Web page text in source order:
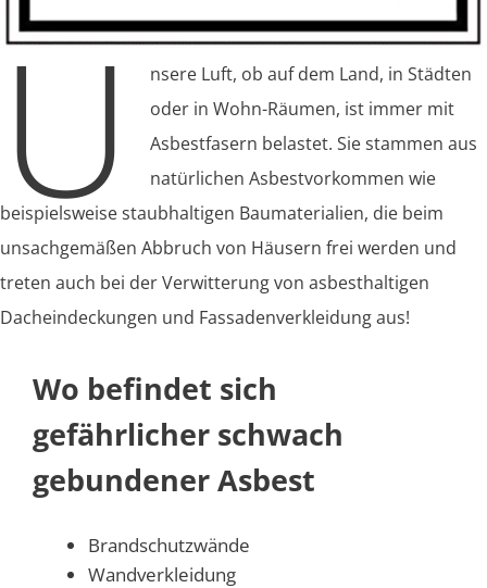
U
nsere Luft, ob auf dem Land, in Städten
oder in Wohn-Räumen, ist immer mit
Asbestfasern belastet. Sie stammen aus
natürlichen Asbestvorkommen wie
beispielsweise staubhaltigen Baumaterialien, die beim
unsachgemäßen Abbruch von Häusern frei werden und
treten auch bei der Verwitterung von asbesthaltigen
Dacheindeckungen und Fassadenverkleidung aus!
Wo befindet sich
gefährlicher schwach
gebundener Asbest
Brandschutzwände
Wandverkleidung